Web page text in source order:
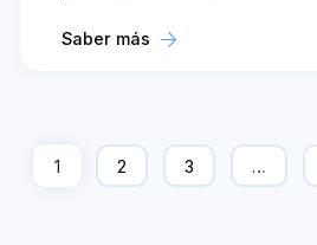
Saber más
1 2 3 …